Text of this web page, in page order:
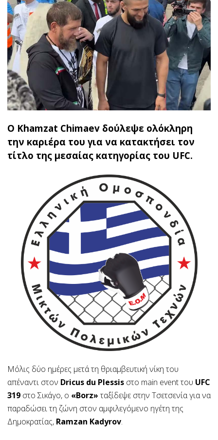
Ο Khamzat Chimaev δούλεψε ολόκληρη
την καριέρα του για να κατακτήσει τον
τίτλο της μεσαίας κατηγορίας του UFC.
Μόλις δύο ημέρες μετά τη θριαμβευτική νίκη του
απέναντι στον Dricus du Plessis στο main event του UFC
319 στο Σικάγο, ο «Borz»ταξίδεψε στην Τσετσενία για να
παραδώσει τη ζώνη στον αμφιλεγόμενο ηγέτη της
Δημοκρατίας, Ramzan Kadyrov.